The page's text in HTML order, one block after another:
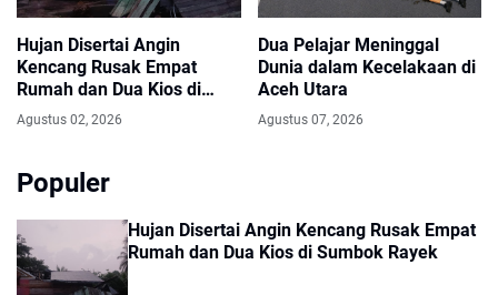
Hujan Disertai Angin
Kencang Rusak Empat
Rumah dan Dua Kios di
Sumbok Rayek
Agustus 02, 2026
Dua Pelajar Meninggal
Dunia dalam Kecelakaan di
Aceh Utara
Agustus 07, 2026
Populer
Hujan Disertai Angin Kencang Rusak Empat
Rumah dan Dua Kios di Sumbok Rayek